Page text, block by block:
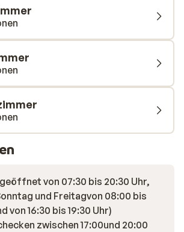
MMV wird jeder einen tollen Urlaub
von 07:30 bis 20:30 Uhr,
und Freitagvon 08:00 bis
von 16:30 bis 19:30 Uhr)
zwischen 17:00und 20:00